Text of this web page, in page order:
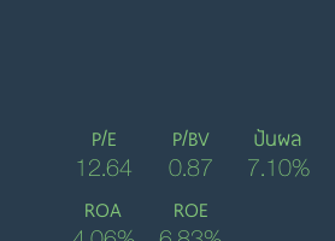
P/E
12.64
P/BV
0.87
ปันผล
7.10%
ROA ROE